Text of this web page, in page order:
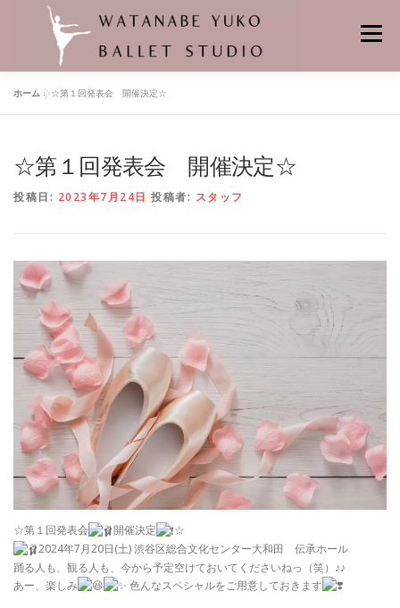
メニュー
悠子先生プロフィール バレエの先生 舞台の記憶
よくあるお問合せ 申し込み・問い合わせ
ホーム »☆第１回発表会 開催決定☆
☆第１回発表会 開催決定☆
投稿日: 2023年7月24日 投稿者: スタッフ
☆第１回発表会 開催決定
☆
2024年7月20日(土) 渋谷区総合文化センター大和田 伝承ホール
踊る人も、観る人も、今から予定空けておいてくださいねっ（笑）♪♪
あー、楽しみ
色んなスペシャルをご用意しておきます